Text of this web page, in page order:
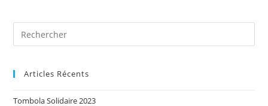
Articles Récents
Tombola Solidaire 2023